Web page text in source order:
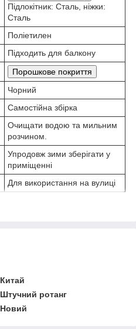
Підлокітник: Сталь, ніжки:
Сталь
Поліетилен
Підходить для балкону
Порошкове покриття
Чорний
Самостійна збірка
Очищати водою та мильним
розчином.
Упродовж зими зберігати у
приміщенні
Для використання на вулиці
Китай
Штучний ротанг
Новий